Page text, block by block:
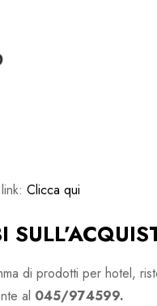
Clicca qui
di prodotti per hotel,
al 045/974599.